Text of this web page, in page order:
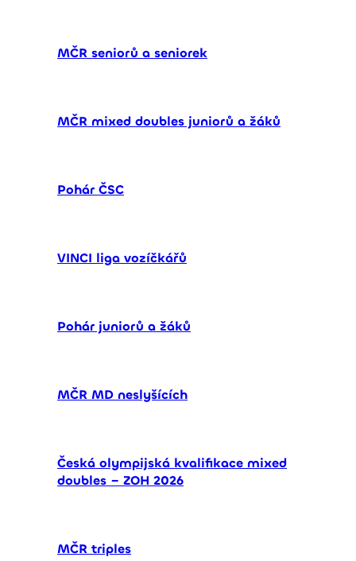
MČR seniorů a seniorek
MČR mixed doubles juniorů a žáků
Pohár ČSC
VINCI liga vozíčkářů
Pohár juniorů a žáků
MČR MD neslyšících
Česká olympijská kvalifikace mixed
doubles – ZOH 2026
MČR triples